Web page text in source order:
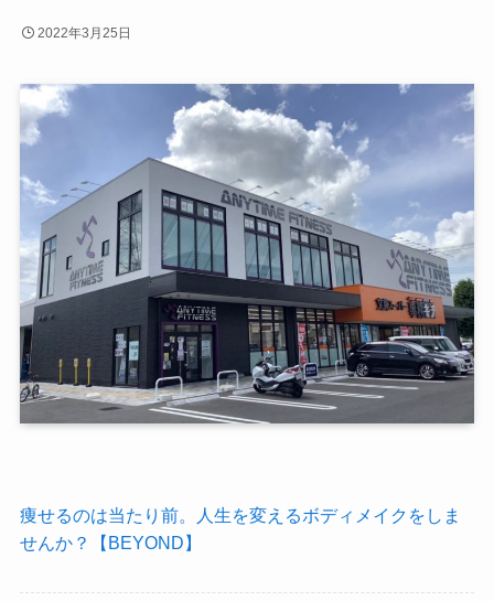
2022年3月25日
痩せるのは当たり前。人生を変えるボディメイクをしま
せんか？【BEYOND】